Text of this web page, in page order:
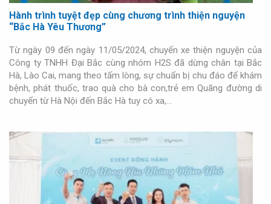
Hành trình tuyệt đẹp cùng chương trình thiện nguyện
“Bắc Hà Yêu Thương”
Từ ngày 09 đến ngày 11/05/2024, chuyến xe thiện nguyện của
Công ty TNHH Đại Bắc cùng nhóm H2S đã dừng chân tại Bắc
Hà, Lào Cai, mang theo tấm lòng, sự chuẩn bị chu đáo để khám
bệnh, phát thuốc, trao quà cho bà con,trẻ em Quãng đường di
chuyển từ Hà Nội đến Bắc Hà tuy có xa,…